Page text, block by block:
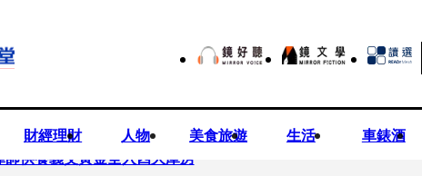
財經理財 人物 美食旅遊 生活 車錶酒
供養義父黃金全入四大庫房